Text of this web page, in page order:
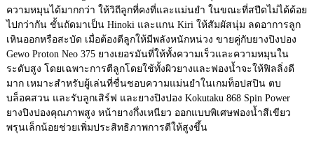
ความหมุนได้มากกว่า ให้วิถีลูกที่คงที่และแม่นยำ ในขณะที่สปีดไม่ได้ด้อย
ไปกว่ากัน ชั้นถัดมาเป็น Hinoki และแกน Kiri ให้สัมผัสนุ่ม ลดอาการลูก
เหินออกหรือสะบัด เมื่อต้องตีลูกให้มีพลังหนักหน่วง ขายคู่กับยางปิงปอง
Gewo Proton Neo 375 ยางเยอรมันที่ให้ทั้งความเร็วและความหมุนใน
ระดับสูง โดยเฉพาะการตีลูกโดยใช้ทั้งผิวยางและฟองน้ำจะให้ฟิลลิ่งดี
มาก เหมาะสำหรับผู้เล่นที่ชื่นชอบความแม่นยำในเกมท็อปสปิน ตบ
บล็อคสวน และรับลูกเสิร์ฟ และยางปิงปอง Kokutaku 868 Spin Power
ยางปิงปองคุณภาพสูง หน้ายางกึ่งเหนียว ออกแบบพิเศษฟองน้ำสีเขียว
พรุนเล็กน้อยช่วยเพิ่มประสิทธิภาพการตีให้สูงขึ้น